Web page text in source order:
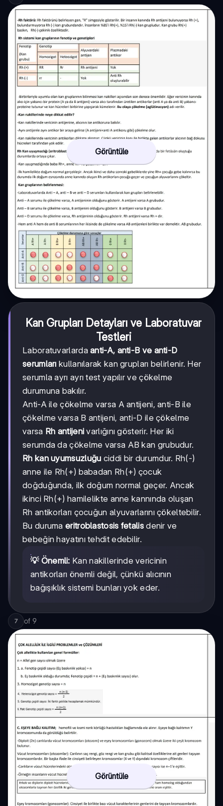
Görüntüle
Kan Grupları Detayları ve Laboratuvar
Testleri
Laboratuvarlardaanti-A, anti-B ve anti-D
serumları kullanılarak kan grupları belirlenir. Her
serumla ayrı ayrı test yapılır ve çökelme
durumuna bakılır.
Anti-A ile çökelme varsa A antijeni, anti-B ile
çökelme varsa B antijeni, anti-D ile çökelme
varsa Rh antijeni varlığını gösterir. Her iki
serumda da çökelme varsa AB kan grubudur.
Rh kan uyumsuzluğu ciddi bir durumdur. Rh(-)
anne ile Rh(+) babadan Rh(+) çocuk
doğduğunda, ilk doğum normal geçer. Ancak
ikinci Rh(+) hamilelikte anne kannında oluşan
Rh antikorları çocuğun alyuvarlarını çökeltebilir.
Bu duruma eritroblastosis fetalisdenir ve
bebeğin hayatını tehdit edebilir.
💡 Önemli: Kan nakillerinde vericinin
antikorları önemli değil, çünkü alıcının
bağışıklık sistemi bunları yok eder.
7 of 9
Görüntüle